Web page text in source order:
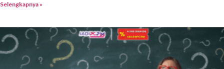
Selengkapnya »